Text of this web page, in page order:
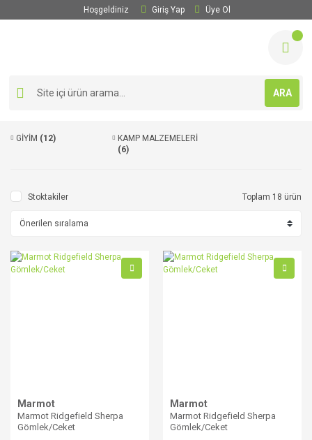
Hoşgeldiniz Giriş Yap Üye Ol
ARA
GİYİM (12)
KAMP MALZEMELERİ
(6)
Stoktakiler Toplam 18 ürün
Marmot
Marmot Ridgefield Sherpa
Gömlek/Ceket
Marmot
Marmot Ridgefield Sherpa
Gömlek/Ceket